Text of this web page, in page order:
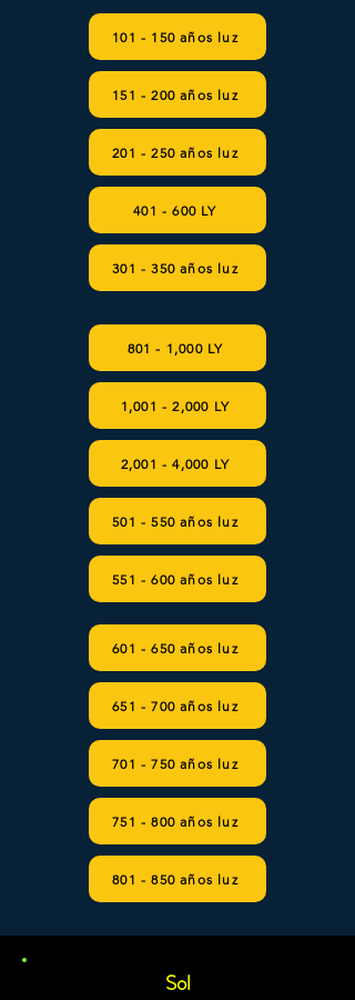
101 - 150 años luz
151 - 200 años luz
201 - 250 años luz
401 - 600 LY
301 - 350 años luz
801 - 1,000 LY
1,001 - 2,000 LY
2,001 - 4,000 LY
501 - 550 años luz
551 - 600 años luz
601 - 650 años luz
651 - 700 años luz
701 - 750 años luz
751 - 800 años luz
801 - 850 años luz
Sol